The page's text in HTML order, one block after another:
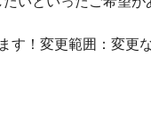
す！変更範囲：変更